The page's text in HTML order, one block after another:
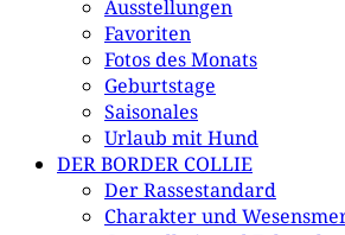
Ausstellungen
Favoriten
Fotos des Monats
Geburtstage
Saisonales
Urlaub mit Hund
DER BORDER COLLIE
Der Rassestandard
Charakter und